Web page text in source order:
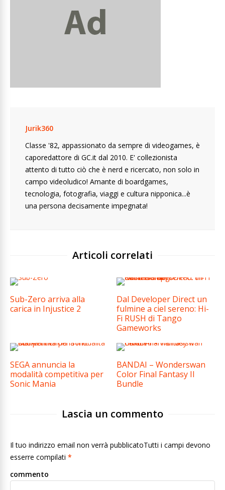
Jurik360
Classe '82, appassionato da sempre di videogames, è
caporedattore di GC.it dal 2010. E' collezionista
attento di tutto ciò che è nerd e ricercato, non solo in
campo videoludico! Amante di boardgames,
tecnologia, fotografia, viaggi e cultura nipponica...è
una persona decisamente impegnata!
Articoli correlati
Sub-Zero arriva alla
carica in Injustice 2
Dal Developer Direct un
fulmine a ciel sereno: Hi-
Fi RUSH di Tango
Gameworks
SEGA annuncia la
modalità competitiva per
Sonic Mania
BANDAI – Wonderswan
Color Final Fantasy II
Bundle
Lascia un commento
Il tuo indirizzo email non verrà pubblicatoTutti i campi devono
esserre compilati *
commento